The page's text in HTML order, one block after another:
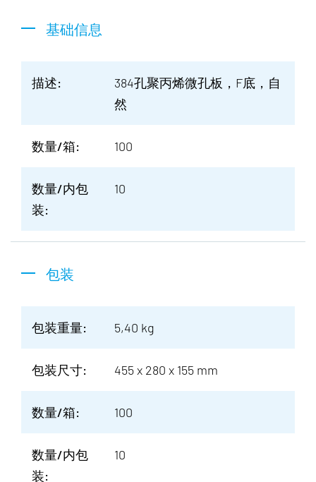
基础信息
描述:
384孔聚丙烯微孔板，F底，自
然
数量/箱: 100
数量/内包
装:
10
包装
包装重量: 5,40 kg
包装尺寸: 455 x 280 x 155 mm
数量/箱: 100
数量/内包
装:
10